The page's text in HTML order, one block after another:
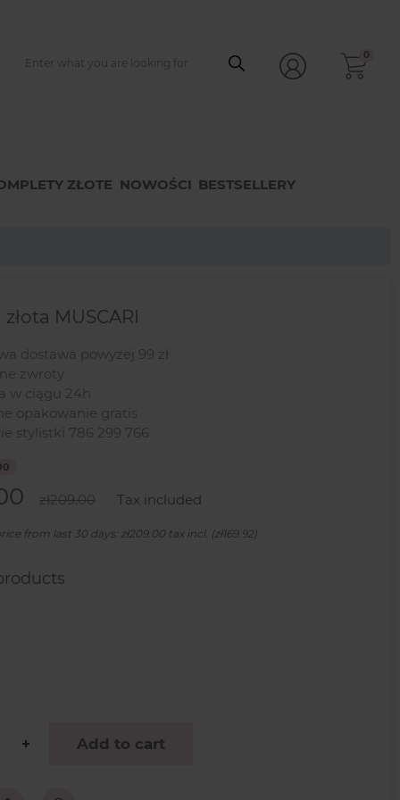
0
ZŁOTE NOWOŚCI BESTSELLERY
MUSCARI
dostawa powyżej 99 zł
zwroty
w ciągu 24h
opakowanie gratis
stylistki 786 299 766
zł209.00 Tax included
from last 30 days: zł209.00 tax incl. (zł169.92)
+ Add to cart